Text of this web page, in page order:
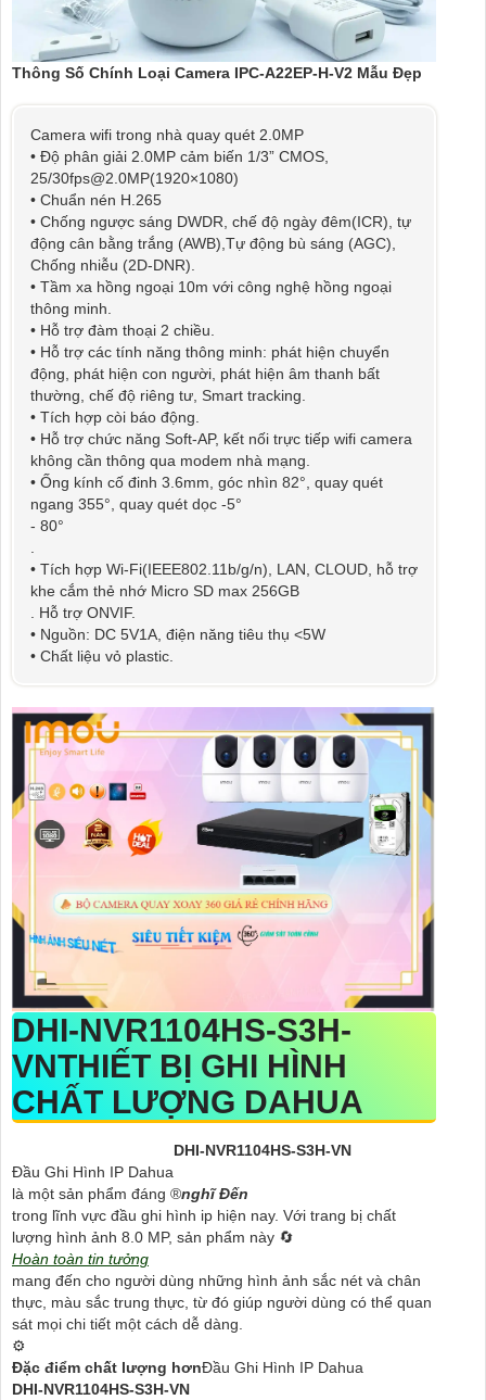
Thông Số Chính Loại Camera IPC-A22EP-H-V2 Mẫu Đẹp
Camera wifi trong nhà quay quét 2.0MP
• Độ phân giải 2.0MP cảm biến 1/3” CMOS,
25/30fps@2.0MP(1920×1080)
• Chuẩn nén H.265
• Chống ngược sáng DWDR, chế độ ngày đêm(ICR), tự
động cân bằng trắng (AWB),Tự động bù sáng (AGC),
Chống nhiễu (2D-DNR).
• Tầm xa hồng ngoại 10m với công nghệ hồng ngoại
thông minh.
• Hỗ trợ đàm thoại 2 chiều.
• Hỗ trợ các tính năng thông minh: phát hiện chuyển
động, phát hiện con người, phát hiện âm thanh bất
thường, chế độ riêng tư, Smart tracking.
• Tích hợp còi báo động.
• Hỗ trợ chức năng Soft-AP, kết nối trực tiếp wifi camera
không cần thông qua modem nhà mạng.
• Ống kính cố đinh 3.6mm, góc nhìn 82°, quay quét
ngang 355°, quay quét dọc -5°
- 80°
• Tích hợp Wi-Fi(IEEE802.11b/g/n), LAN, CLOUD, hỗ trợ
khe cắm thẻ nhớ Micro SD max 256GB
. Hỗ trợ ONVIF.
• Nguồn: DC 5V1A, điện năng tiêu thụ <5W
• Chất liệu vỏ plastic.
DHI-NVR1104HS-S3H-
VNTHIẾT BỊ GHI HÌNH
CHẤT LƯỢNG DAHUA
Đầu Ghi Hình IP Dahua
DHI-NVR1104HS-S3H-VN
là một sản phẩm đáng ®️nghĩ Đến
trong lĩnh vực đầu ghi hình ip hiện nay. Với trang bị chất
lượng hình ảnh 8.0 MP, sản phẩm này 🔄
Hoàn toàn tin tưởng
mang đến cho người dùng những hình ảnh sắc nét và chân
thực, màu sắc trung thực, từ đó giúp người dùng có thể quan
sát mọi chi tiết một cách dễ dàng.
⚙
Đặc điểm chất lượng hơnĐầu Ghi Hình IP Dahua
DHI-NVR1104HS-S3H-VN